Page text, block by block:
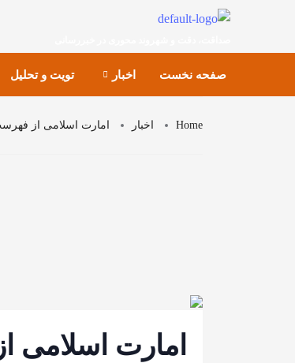
صفحه نخست اخبار تویت و تحلیل
Home اخبار امارت اسلامی از
امارت